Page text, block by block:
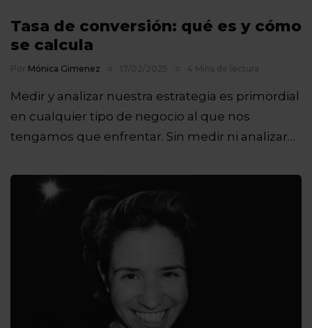
Tasa de conversión: qué es y cómo
se calcula
Por Mónica Gimenez 17/02/2025 4 Mins de lectura
Medir y analizar nuestra estrategia es primordial
en cualquier tipo de negocio al que nos
tengamos que enfrentar. Sin medir ni analizar…